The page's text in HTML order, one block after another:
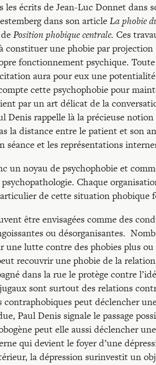
les écrits de Jean-Luc Donnet dans
dans son articleLa phobie
Position phobique centrale. Ces
constituer une phobie par
fonctionnement psychique.
aura pour eux une
cette psychophobie pour
par un art délicat de la
Denis rappelle là la précieuse
la distance entre le patient et son
séance et les représentations
un noyau de psychophobie et
Chaque
de cette situation phobique
être envisagées comme des
ou désorganisantes.
une lutte contre des phobies plus
recouvrir une phobie de la
dans la rue le protège contre
sont surtout des relations
contraphobiques peut déclencher
Paul Denis signale le passage
peut elle aussi déclencher
qui devient le foyer d’une
la dépression surinvestit un